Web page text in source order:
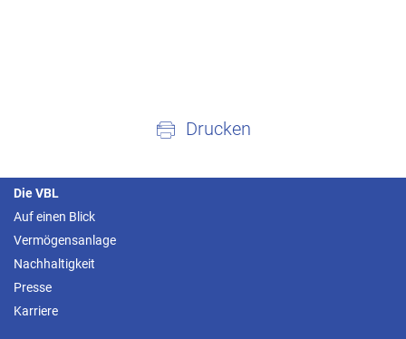
Drucken
Die VBL
Auf einen Blick
Vermögensanlage
Nachhaltigkeit
Presse
Karriere